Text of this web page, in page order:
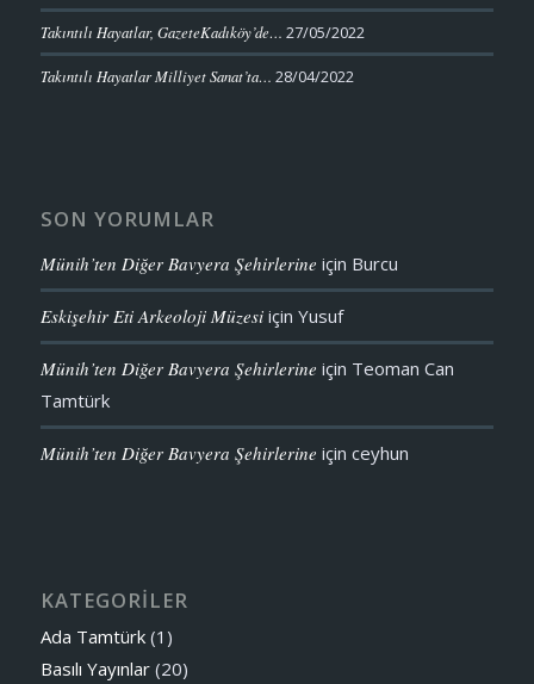
Takıntılı Hayatlar, GazeteKadıköy’de… 27/05/2022
Takıntılı Hayatlar Milliyet Sanat’ta… 28/04/2022
SON YORUMLAR
Münih’ten Diğer Bavyera Şehirlerine için Burcu
Eskişehir Eti Arkeoloji Müzesiiçin Yusuf
Münih’ten Diğer Bavyera Şehirlerine için Teoman Can
Tamtürk
Münih’ten Diğer Bavyera Şehirlerine için ceyhun
KATEGORİLER
Ada Tamtürk(1)
Basılı Yayınlar(20)